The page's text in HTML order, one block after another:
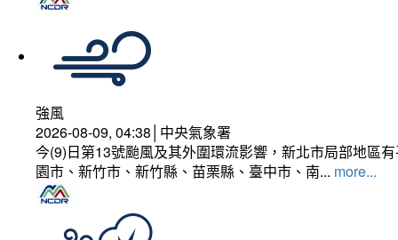
強風
2026-08-09, 04:38│中央氣象署
今(9)日第13號颱風及其外圍環流影響，新北市局部地區
園市、新竹市、新竹縣、苗栗縣、臺中市、南... more...